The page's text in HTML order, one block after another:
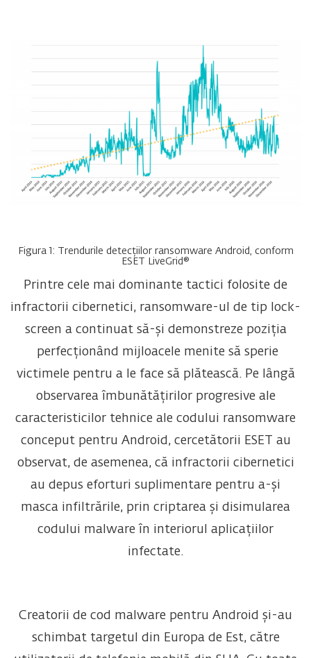
Figura 1: Trendurile detecțiilor ransomware Android, conform
ESET LiveGrid®
Printre cele mai dominante tactici folosite de
infractorii cibernetici, ransomware-ul de tip lock-
screen a continuat să-și demonstreze poziția
perfecționând mijloacele menite să sperie
victimele pentru a le face să plătească. Pe lângă
observarea îmbunătățirilor progresive ale
caracteristicilor tehnice ale codului ransomware
conceput pentru Android, cercetătorii ESET au
observat, de asemenea, că infractorii cibernetici
au depus eforturi suplimentare pentru a-și
masca infiltrările, prin criptarea și disimularea
codului malware în interiorul aplicațiilor
infectate.
Creatorii de cod malware pentru Android și-au
schimbat targetul din Europa de Est, către